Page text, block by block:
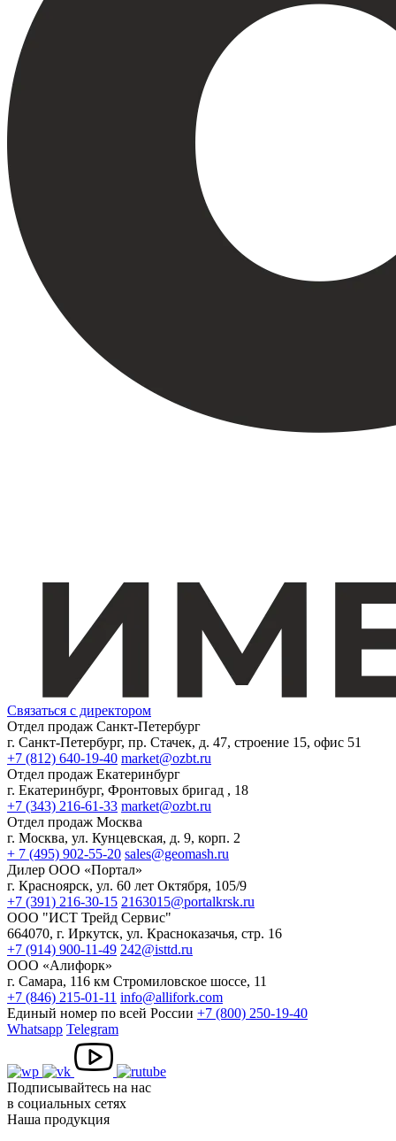
Связаться с директором
Отдел продаж Санкт-Петербург
г. Санкт-Петербург, пр. Стачек, д. 47, строение 15, офис 51
+7 (812) 640-19-40 market@ozbt.ru
Отдел продаж Екатеринбург
г. Екатеринбург, Фронтовых бригад , 18
+7 (343) 216-61-33 market@ozbt.ru
Отдел продаж Москва
г. Москва, ул. Кунцевская, д. 9, корп. 2
+ 7 (495) 902-55-20 sales@geomash.ru
Дилер ООО «Портал»
г. Красноярск, ул. 60 лет Октября, 105/9
+7 (391) 216-30-15 2163015@portalkrsk.ru
ООО "ИСТ Трейд Сервис"
664070, г. Иркутск, ул. Красноказачья, стр. 16
+7 (914) 900-11-49 242@isttd.ru
ООО «Алифорк»
г. Самара, 116 км Стромиловское шоссе, 11
+7 (846) 215-01-11 info@allifork.com
Единый номер по всей России +7 (800) 250-19-40
Whatsapp Telegram
Подписывайтесь на нас
в социальных сетях
Наша продукция